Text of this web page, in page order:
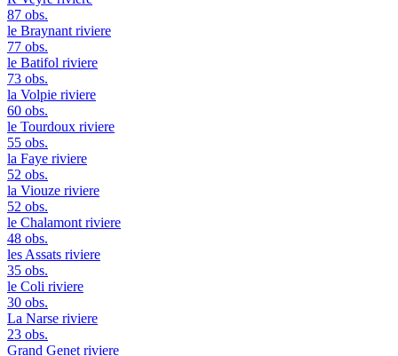
87 obs.
le Braynant riviere
77 obs.
le Batifol riviere
73 obs.
la Volpie riviere
60 obs.
le Tourdoux riviere
55 obs.
la Faye riviere
52 obs.
la Viouze riviere
52 obs.
le Chalamont riviere
48 obs.
les Assats riviere
35 obs.
le Coli riviere
30 obs.
La Narse riviere
23 obs.
Grand Genet riviere